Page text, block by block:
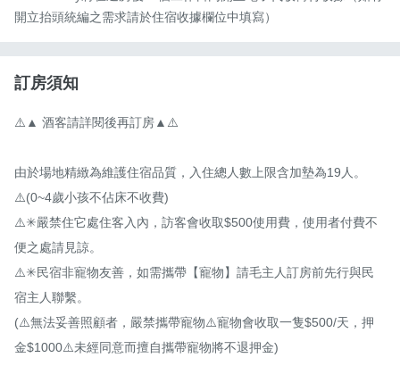
開立抬頭統編之需求請於住宿收據欄位中填寫）
訂房須知
⚠️▲ 酒客請詳閱後再訂房▲⚠️
由於場地精緻為維護住宿品質，入住總人數上限含加墊為19人。
⚠️(0~4歲小孩不佔床不收費)
⚠️✳嚴禁住它處住客入內，訪客會收取$500使用費，使用者付費不
便之處請見諒。
⚠️✳民宿非寵物友善，如需攜帶【寵物】請毛主人訂房前先行與民
宿主人聯繫。
(⚠️無法妥善照顧者，嚴禁攜帶寵物⚠️寵物會收取一隻$500/天，押
金$1000⚠️未經同意而擅自攜帶寵物將不退押金)